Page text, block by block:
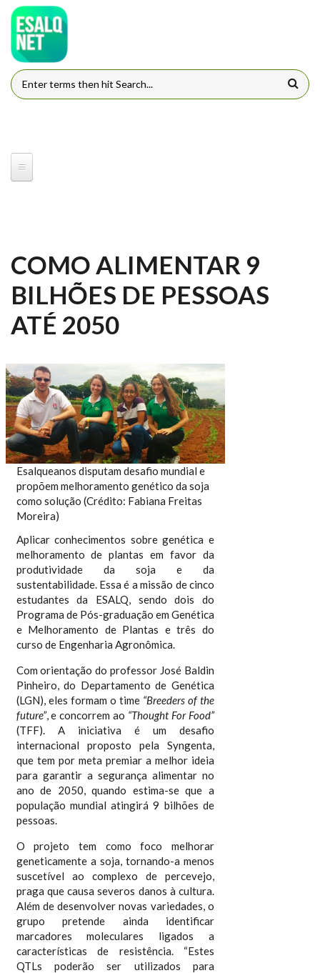
Pular para o conteúdo principal
FORMULÁRIO DE BUSCA
COMO ALIMENTAR 9
BILHÕES DE PESSOAS
ATÉ 2050
Esalqueanos disputam desafio mundial e
propõem melhoramento genético da soja
como solução (Crédito: Fabiana Freitas
Moreira)
Aplicar conhecimentos sobre genética e
melhoramento de plantas em favor da
produtividade da soja e da
sustentabilidade. Essa é a missão de cinco
estudantes da ESALQ, sendo dois do
Programa de Pós-graduação em Genética
e Melhoramento de Plantas e três do
curso de Engenharia Agronômica.
Com orientação do professor José Baldin
Pinheiro, do Departamento de Genética
(LGN), eles formam o time “Breeders of the
future”, e concorrem ao “Thought For Food”
(TFF). A iniciativa é um desafio
internacional proposto pela Syngenta,
que tem por meta premiar a melhor ideia
para garantir a segurança alimentar no
ano de 2050, quando estima-se que a
população mundial atingirá 9 bilhões de
pessoas.
O projeto tem como foco melhorar
geneticamente a soja, tornando-a menos
suscetível ao complexo de percevejo,
praga que causa severos danos à cultura.
Além de desenvolver novas variedades, o
grupo pretende ainda identificar
marcadores moleculares ligados a
características de resistência. “Estes
QTLs poderão ser utilizados para